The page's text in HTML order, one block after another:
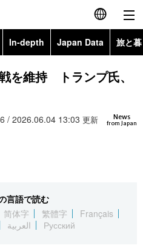
English
简体字
Русский
In-depth Japan Data 旅と
Topics
を維持 トランプ氏、
News
from Japan
/ 2026.06.04 13:03 更新
言語で読む
简体字 繁體字
Français
العربية Русский